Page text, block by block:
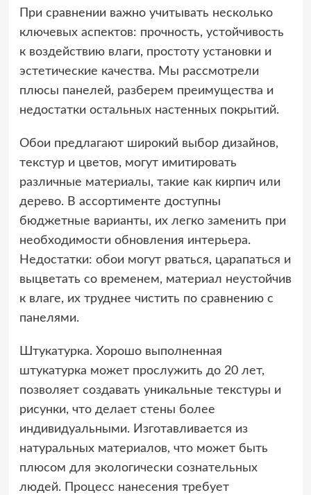
При сравнении важно учитывать несколько
ключевых аспектов: прочность, устойчивость
к воздействию влаги, простоту установки и
эстетические качества. Мы рассмотрели
плюсы панелей, разберем преимущества и
недостатки остальных настенных покрытий.
Обои предлагают широкий выбор дизайнов,
текстур и цветов, могут имитировать
различные материалы, такие как кирпич или
дерево. В ассортименте доступны
бюджетные варианты, их легко заменить при
необходимости обновления интерьера.
Недостатки: обои могут рваться, царапаться и
выцветать со временем, материал неустойчив
к влаге, их труднее чистить по сравнению с
панелями.
Штукатурка. Хорошо выполненная
штукатурка может прослужить до 20 лет,
позволяет создавать уникальные текстуры и
рисунки, что делает стены более
индивидуальными. Изготавливается из
натуральных материалов, что может быть
плюсом для экологически сознательных
людей. Процесс нанесения требует